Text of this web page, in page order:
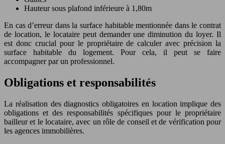
Hauteur sous plafond inférieure à 1,80m
En cas d’erreur dans la surface habitable mentionnée dans le contrat
de location, le locataire peut demander une diminution du loyer. Il
est donc crucial pour le propriétaire de calculer avec précision la
surface habitable du logement. Pour cela, il peut se faire
accompagner par un professionnel.
Obligations et responsabilités
La réalisation des diagnostics obligatoires en location implique des
obligations et des responsabilités spécifiques pour le propriétaire
bailleur et le locataire, avec un rôle de conseil et de vérification pour
les agences immobilières.